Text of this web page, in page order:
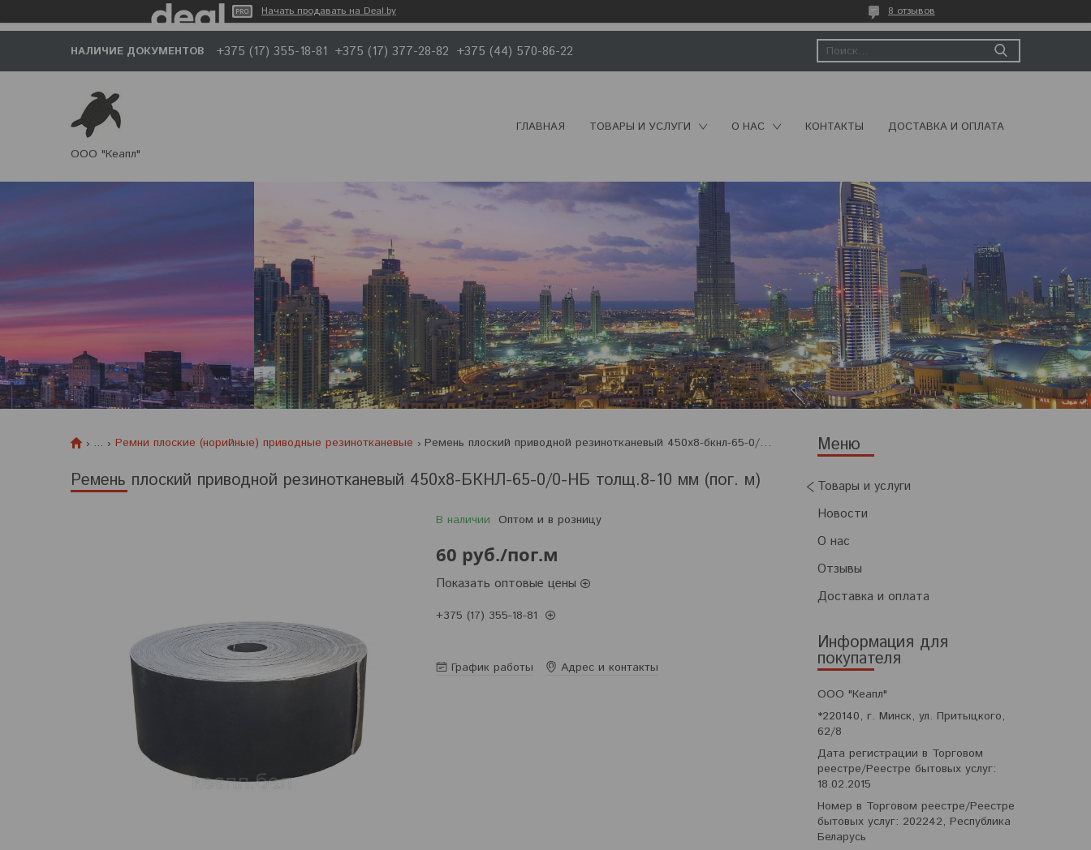
Начать продавать на Deal.by 8 отзывов
НАЛИЧИЕ ДОКУМЕНТОВ +375 (17) 355-18-81 +375 (17) 377-28-82 +375 (44) 570-86-22
ООО "Кеапл"
ГЛАВНАЯ ТОВАРЫ И УСЛУГИ О НАС КОНТАКТЫ ДОСТАВКА И ОПЛАТА
Товары и услуги
Новости
О нас
Отзывы
Доставка и оплата
Информация для
покупателя
ООО "Кеапл"
*220140, г. Минск, ул. Притыцкого,
62/8
Дата регистрации в Торговом
реестре/Реестре бытовых услуг:
18.02.2015
Номер в Торговом реестре/Реестре
бытовых услуг: 202242, Республика
Беларусь
... Ремни плоские (норийные) приводные резинотканевые Ремень плоский приводной резинотканевый 450х8-бкнл-65-0/0-нб толщ.8-10 мм (пог. м)
Ремень плоский приводной резинотканевый 450х8-БКНЛ-65-0/0-НБ толщ.8-10 мм (пог. м)
В наличии Оптом и в розницу
60 руб./пог.м
Показать оптовые цены
+375 (17) 355-18-81
График работы Адрес и контакты